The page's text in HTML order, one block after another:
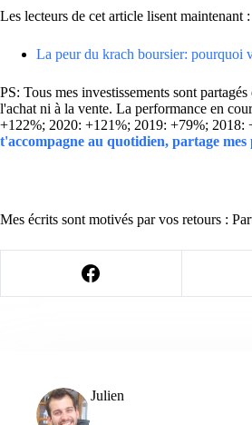
Les lecteurs de cet article lisent maintenant :
La peur du krach boursier: pourquoi
PS: Tous mes investissements sont
l'achat ni à la vente. La performance en
+122%; 2020: +121%; 2019: +79%;
t'accompagne au quotidien, partage
Mes écrits sont motivés par vos retours :
Julien